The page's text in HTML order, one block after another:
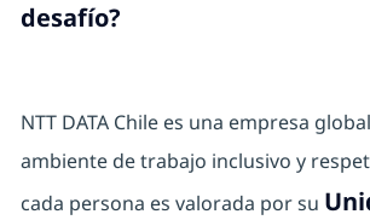
desafío?
NTT DATA Chile es una empresa
ambiente de trabajo inclusivo y
cada persona es valorada por su